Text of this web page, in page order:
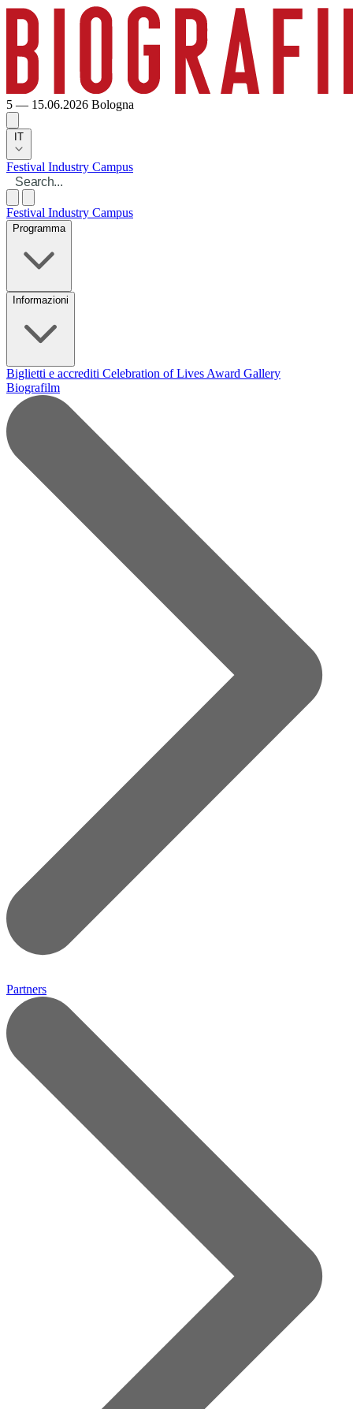
5 — 15.06.2026 Bologna
IT
Festival Industry Campus
Festival Industry Campus
Programma
Informazioni
Biglietti e accrediti Celebration of Lives Award Gallery
Biografilm
Partners